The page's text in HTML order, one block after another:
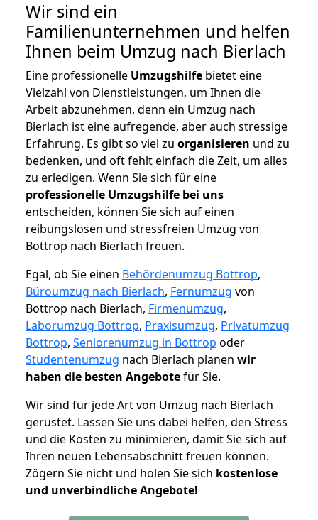
Wir sind ein
Familienunternehmen und helfen
Ihnen beim Umzug nach Bierlach
Eine professionelle Umzugshilfe bietet eine
Vielzahl von Dienstleistungen, um Ihnen die
Arbeit abzunehmen, denn ein Umzug nach
Bierlach ist eine aufregende, aber auch stressige
Erfahrung. Es gibt so viel zu organisieren und zu
bedenken, und oft fehlt einfach die Zeit, um alles
zu erledigen. Wenn Sie sich für eine
professionelle Umzugshilfe bei uns
entscheiden, können Sie sich auf einen
reibungslosen und stressfreien Umzug von
Bottrop nach Bierlach freuen.
Egal, ob Sie einen Behördenumzug Bottrop,
Büroumzug nach Bierlach, Fernumzug von
Bottrop nach Bierlach, Firmenumzug,
Laborumzug Bottrop, Praxisumzug, Privatumzug
Bottrop, Seniorenumzug in Bottrop oder
Studentenumzug nach Bierlach planen wir
haben die besten Angebotefür Sie.
Wir sind für jede Art von Umzug nach Bierlach
gerüstet. Lassen Sie uns dabei helfen, den Stress
und die Kosten zu minimieren, damit Sie sich auf
Ihren neuen Lebensabschnitt freuen können.
Zögern Sie nicht und holen Sie sich kostenlose
und unverbindliche Angebote!